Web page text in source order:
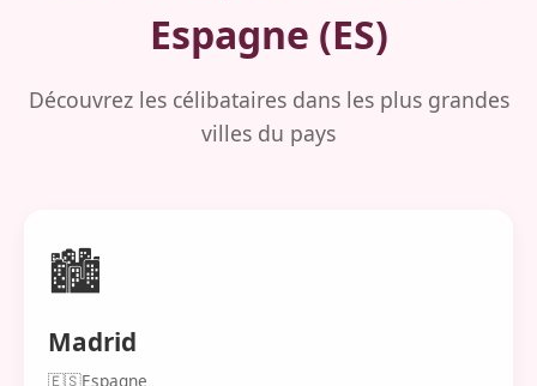
Espagne (ES)
Découvrez les célibataires dans les plus grandes
villes du pays
🏙️
Madrid
🇪🇸Espagne